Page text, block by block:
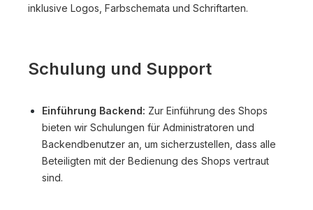
inklusive Logos, Farbschemata und Schriftarten.
Schulung und Support
Einführung Backend: Zur Einführung des Shops
bieten wir Schulungen für Administratoren und
Backendbenutzer an, um sicherzustellen, dass alle
Beteiligten mit der Bedienung des Shops vertraut
sind.